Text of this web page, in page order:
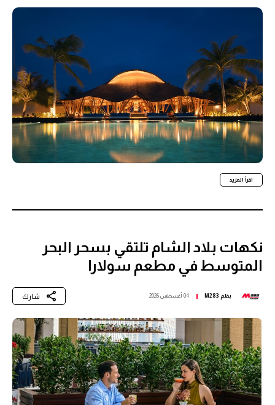
اقرأ المزيد
نكهات بلاد الشام تلتقي بسحر البحر
المتوسط في مطعم سولارا
بقلم M283 04 أغسطس 2026 شارك